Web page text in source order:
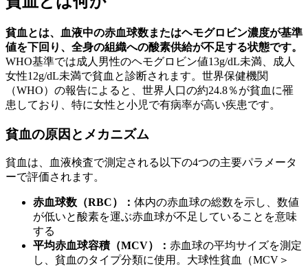
貧血とは、血液中の赤血球数またはヘモグロビン濃度が基準
値を下回り、全身の組織への酸素供給が不足する状態です。
WHO基準では成人男性のヘモグロビン値13g/dL未満、成人
女性12g/dL未満で貧血と診断されます。世界保健機関
（WHO）の報告によると、世界人口の約24.8％が貧血に罹
患しており、特に女性と小児で有病率が高い疾患です。
貧血の原因とメカニズム
貧血は、血液検査で測定される以下の4つの主要パラメータ
ーで評価されます。
赤血球数（RBC）： 体内の赤血球の総数を示し、数値
が低いと酸素を運ぶ赤血球が不足していることを意味
する
平均赤血球容積（MCV）： 赤血球の平均サイズを測定
し、貧血のタイプ分類に使用。大球性貧血（MCV＞